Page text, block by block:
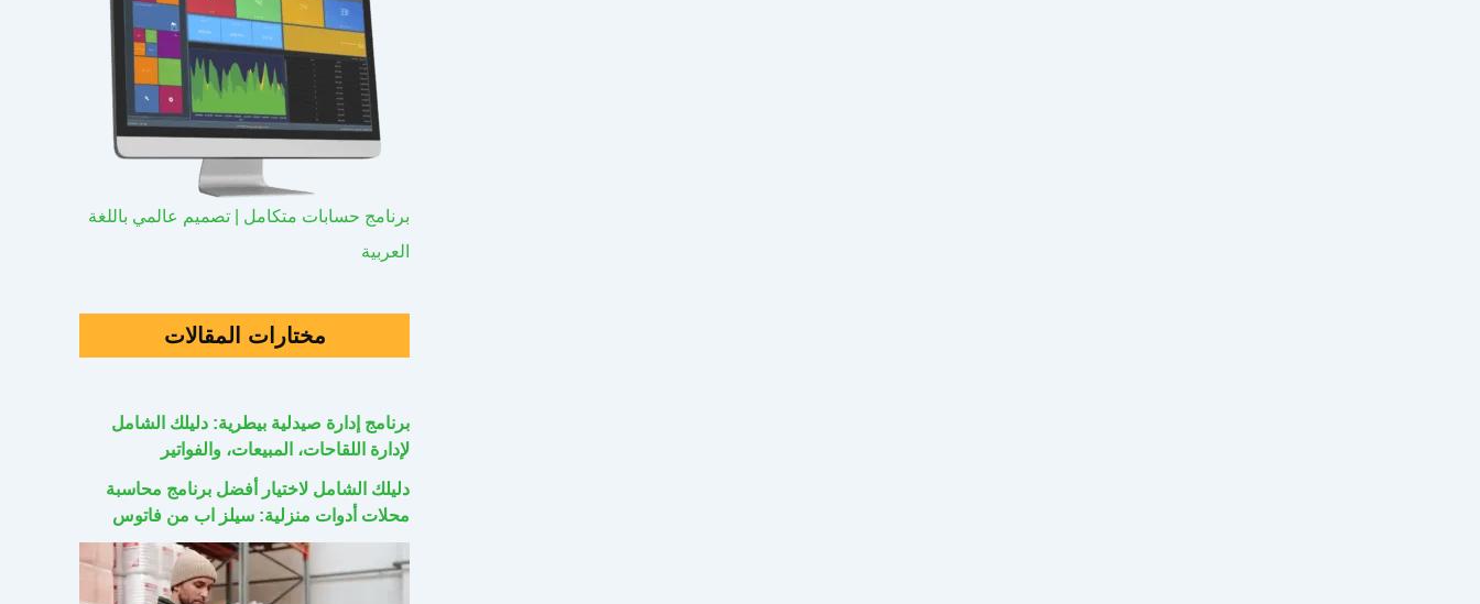
برنامج حسابات متكامل | تصميم عالمي باللغة
العربية
مختارات المقالات
برنامج إدارة صيدلية بيطرية: دليلك الشامل
لإدارة اللقاحات، المبيعات، والفواتير
دليلك الشامل لاختيار أفضل برنامج محاسبة
محلات أدوات منزلية: سيلز اب من فاتوس